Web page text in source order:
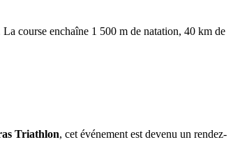
course enchaîne 1 500 m de natation, 40 km de
Triathlon, cet événement est devenu un rendez-